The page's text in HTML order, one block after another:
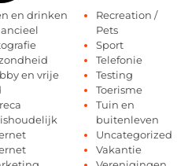
en drinken
en vrije
Recreation /
Pets
Sport
Telefonie
Testing
Toerisme
Tuin en
buitenleven
Uncategorized
Vakantie